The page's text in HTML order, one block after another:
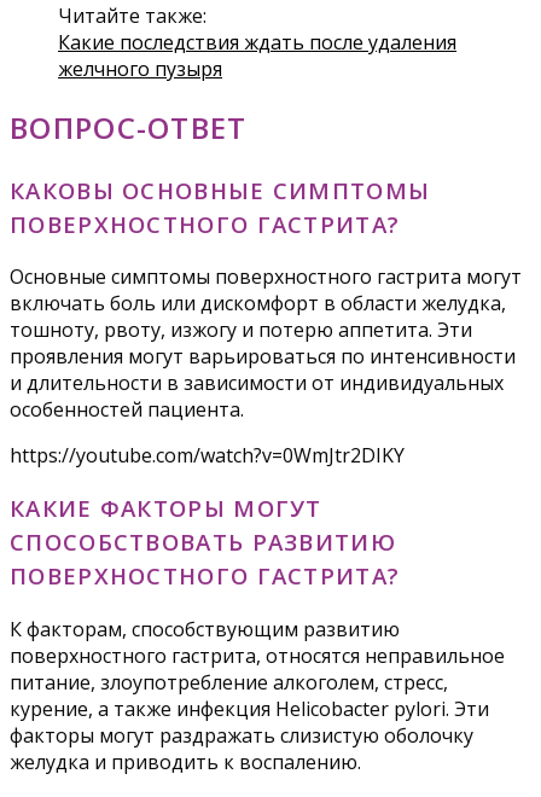
Читайте также:
Какие последствия ждать после удаления
желчного пузыря
ВОПРОС-ОТВЕТ
КАКОВЫ ОСНОВНЫЕ СИМПТОМЫ
ПОВЕРХНОСТНОГО ГАСТРИТА?
Основные симптомы поверхностного гастрита могут
включать боль или дискомфорт в области желудка,
тошноту, рвоту, изжогу и потерю аппетита. Эти
проявления могут варьироваться по интенсивности
и длительности в зависимости от индивидуальных
особенностей пациента.
https://youtube.com/watch?v=0WmJtr2DIKY
КАКИЕ ФАКТОРЫ МОГУТ
СПОСОБСТВОВАТЬ РАЗВИТИЮ
ПОВЕРХНОСТНОГО ГАСТРИТА?
К факторам, способствующим развитию
поверхностного гастрита, относятся неправильное
питание, злоупотребление алкоголем, стресс,
курение, а также инфекция Helicobacter pylori. Эти
факторы могут раздражать слизистую оболочку
желудка и приводить к воспалению.